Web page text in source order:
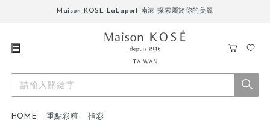
Maison KOSÉ LaLaport 南港 探索屬於你的美麗
HOME 重點彩粧 指彩